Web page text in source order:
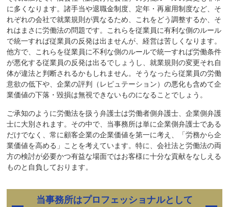
に多くなります。諸手当や退職金制度、定年・再雇用制度など、そ
れぞれの会社で就業規則が異なるため、これをどう調整するか、そ
れはまさに労働法の問題です。これらを従業員に有利な側のルール
で統一すれば従業員の反発は出ませんが、経営は苦しくなります。
他方で、これらを従業員に不利な側のルールで統一すれば労働条件
が悪化する従業員の反発は出るでしょうし、就業規則の変更それ自
体が違法と判断されるかもしれません。そうなったら従業員の労働
意欲の低下や、企業の評判（レピュテーション）の悪化も含めて企
業価値の下落・毀損は無視できないものになることでしょう。
ご承知のように労働法を扱う弁護士は労働者側弁護士、企業側弁護
士に大別されます。その中で、当事務所は単に企業側弁護士である
だけでなく、常に顧客企業の企業価値を第一に考え、「労務から企
業価値を高める」ことを考えています。特に、会社法と労働法の両
方の検討が必要かつ有益な場面ではお客様に十分な貢献をなしえる
ものと自負しております。
当事務所はプロフェッショナルとして